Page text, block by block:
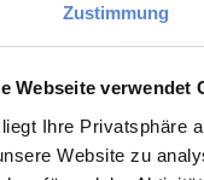
Zustimmung
Webseite verwendet
Ihre Privatsphäre
Website zu
Praxis